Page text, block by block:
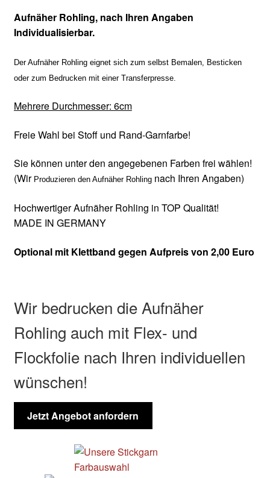
Aufnäher Rohling, nach Ihren Angaben
Individualisierbar.
Der Aufnäher Rohling eignet sich zum selbst Bemalen, Besticken
oder zum Bedrucken mit einer Transferpresse.
Mehrere Durchmesser: 6cm
Freie Wahl bei Stoff und Rand-Garnfarbe!
Sie können unter den angegebenen Farben frei wählen!
(Wir Produzieren den Aufnäher Rohling nach Ihren Angaben)
Hochwertiger Aufnäher Rohling in TOP Qualität!
MADE IN GERMANY
Optional mit Klettband gegen Aufpreis von 2,00 Euro
Wir bedrucken die Aufnäher
Rohling auch mit Flex- und
Flockfolie nach Ihren individuellen
wünschen!
Jetzt Angebot anfordern